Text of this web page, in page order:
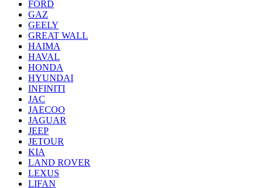
FORD
GAZ
GEELY
GREAT WALL
HAIMA
HAVAL
HONDA
HYUNDAI
INFINITI
JAC
JAECOO
JAGUAR
JEEP
JETOUR
KIA
LAND ROVER
LEXUS
LIFAN